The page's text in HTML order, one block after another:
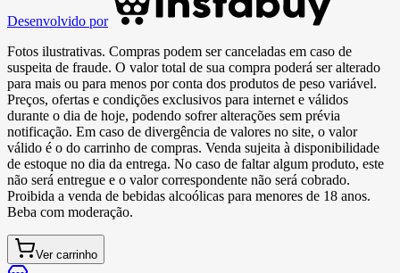
Desenvolvido por
Fotos ilustrativas. Compras podem ser canceladas em caso de
suspeita de fraude. O valor total de sua compra poderá ser alterado
para mais ou para menos por conta dos produtos de peso variável.
Preços, ofertas e condições exclusivos para internet e válidos
durante o dia de hoje, podendo sofrer alterações sem prévia
notificação. Em caso de divergência de valores no site, o valor
válido é o do carrinho de compras. Venda sujeita à disponibilidade
de estoque no dia da entrega. No caso de faltar algum produto, este
não será entregue e o valor correspondente não será cobrado.
Proibida a venda de bebidas alcoólicas para menores de 18 anos.
Beba com moderação.
Ver carrinho